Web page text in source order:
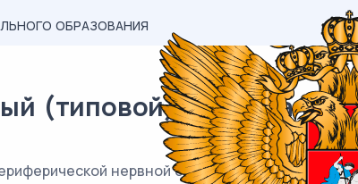
ОБРАЗОВАНИЯ
(типовой) материал
нервной системе человека?